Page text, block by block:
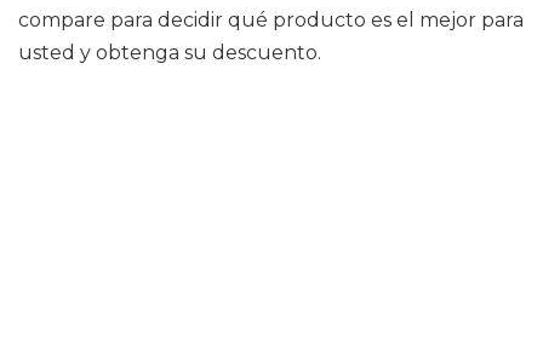
compare para decidir qué producto es el mejor para
usted y obtenga su descuento.